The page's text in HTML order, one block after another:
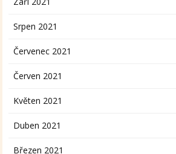
Srpen 2021
Červenec 2021
Červen 2021
Květen 2021
Duben 2021
Březen 2021